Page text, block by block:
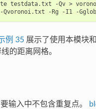
testdata.txt -Qv >
-Qvoronoi.txt -Rg -I1
例 35展示了使用本模块
的距离网格。
输入中不包含重复点。